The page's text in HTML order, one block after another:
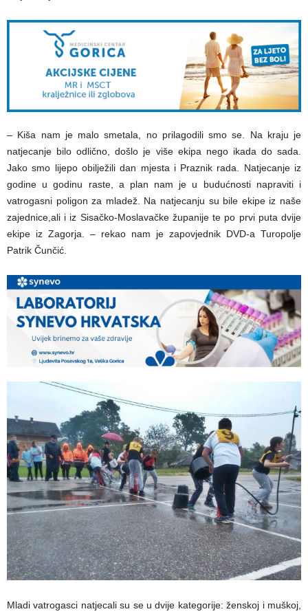
– Kiša nam je malo smetala, no prilagodili smo se. Na kraju je
natjecanje bilo odlično, došlo je više ekipa nego ikada do sada.
Jako smo lijepo obilježili dan mjesta i Praznik rada. Natjecanje iz
godine u godinu raste, a plan nam je u budućnosti napraviti i
vatrogasni poligon za mladež. Na natjecanju su bile ekipe iz naše
zajednice,ali i iz Sisačko-Moslavačke županije te po prvi puta dvije
ekipe iz Zagorja. – rekao nam je zapovjednik DVD-a Turopolje
Patrik Čunčić.
Mladi vatrogasci natjecali su se u dvije kategorije: ženskoj i muškoj,